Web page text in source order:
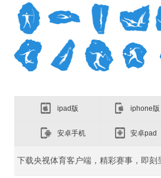
ipad版 iphone版
安卓手机 安卓pad
下载央视体育客户端，精彩赛事，即刻